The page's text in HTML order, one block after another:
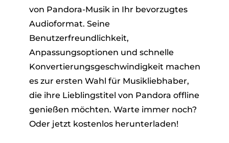
von Pandora-Musik in Ihr bevorzugtes
Audioformat. Seine
Benutzerfreundlichkeit,
Anpassungsoptionen und schnelle
Konvertierungsgeschwindigkeit machen
es zur ersten Wahl für Musikliebhaber,
die ihre Lieblingstitel von Pandora offline
genießen möchten. Warte immer noch?
Oder jetzt kostenlos herunterladen!